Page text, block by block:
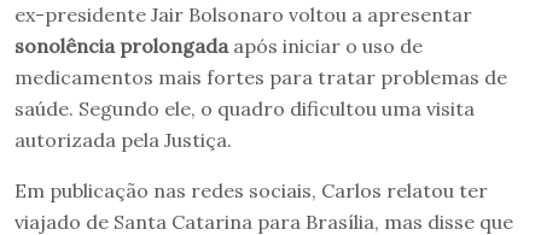
ex-presidente Jair Bolsonaro voltou a apresentar
sonolência prolongada após iniciar o uso de
medicamentos mais fortes para tratar problemas de
saúde. Segundo ele, o quadro dificultou uma visita
autorizada pela Justiça.
Em publicação nas redes sociais, Carlos relatou ter
viajado de Santa Catarina para Brasília, mas disse que